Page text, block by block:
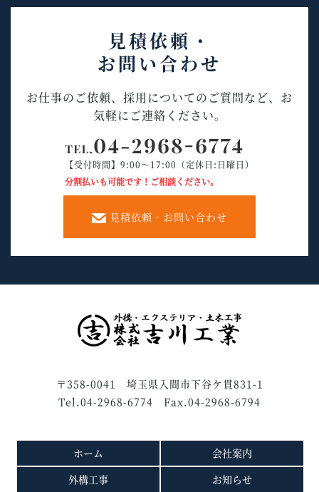
見積依頼・
お問い合わせ
お仕事のご依頼、採用についてのご質問など、お
気軽にご連絡ください。
【受付時間】9:00～17:00（定休日:日曜日）
分割払いも可能です！ご相談ください。
見積依頼・お問い合わせ
〒358-0041 埼玉県入間市下谷ケ貫831-1
Tel.04-2968-6774 Fax.04-2968-6794
ホーム
外構工事
会社案内
お知らせ